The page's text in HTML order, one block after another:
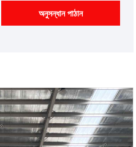
অনুসন্ধান পাঠান